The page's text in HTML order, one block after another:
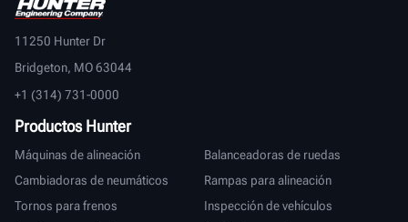
11250 Hunter Dr
Bridgeton, MO 63044
+1 (314) 731-0000
Productos Hunter
Máquinas de alineación
Balanceadoras de ruedas
Cambiadoras de neumáticos
Rampas para alineación
Tornos para frenos
Inspección de vehículos